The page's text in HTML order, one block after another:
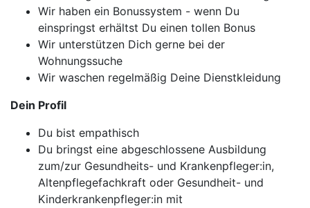
Wir haben ein Bonussystem - wenn Du
einspringst erhältst Du einen tollen Bonus
Wir unterstützen Dich gerne bei der
Wohnungssuche
Wir waschen regelmäßig Deine Dienstkleidung
Dein Profil
Du bist empathisch
Du bringst eine abgeschlossene Ausbildung
zum/zur Gesundheits- und Krankenpfleger:in,
Altenpflegefachkraft oder Gesundheit- und
Kinderkrankenpfleger:in mit